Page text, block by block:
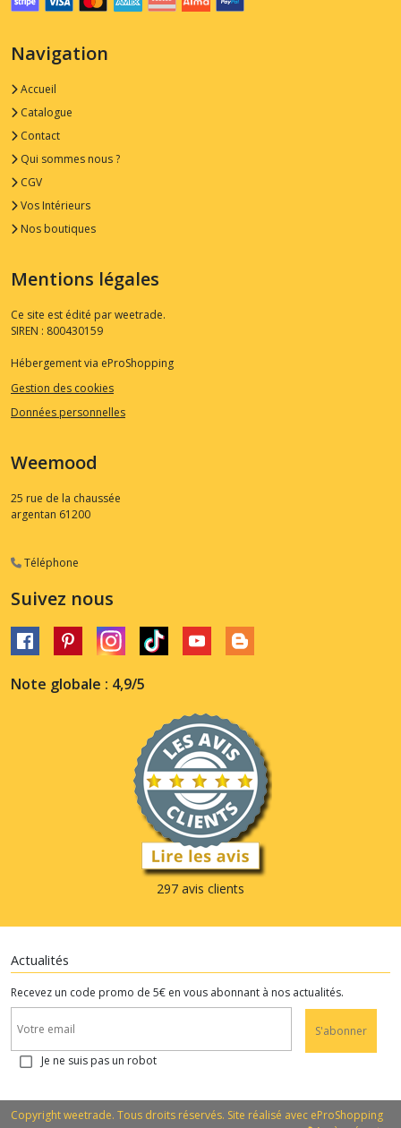
Navigation
Accueil
Catalogue
Contact
Qui sommes nous ?
CGV
Vos Intérieurs
Nos boutiques
Mentions légales
Ce site est édité par weetrade.
SIREN : 800430159
Hébergement via eProShopping
Gestion des cookies
Données personnelles
Weemood
25 rue de la chaussée
argentan 61200
Téléphone
Suivez nous
Note globale : 4,9/5
297 avis clients
Actualités
Recevez un code promo de 5€ en vous abonnant à nos actualités.
S'abonner
Je ne suis pas un robot
Copyright weetrade. Tous droits réservés. Site réalisé avec eProShopping